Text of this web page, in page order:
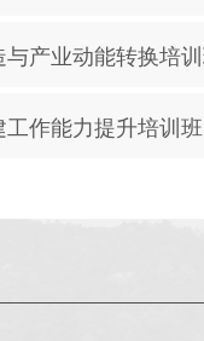
产业动能转换培
作能力提升培训班